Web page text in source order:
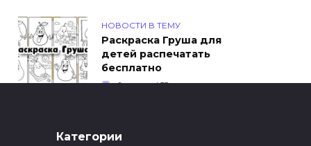
НОВОСТИ В ТЕМУ
Раскраска Груша для
детей распечатать
бесплатно
0 452
Как упаковать вещи
Категории